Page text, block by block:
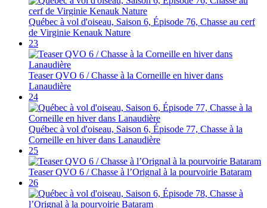
Québec à vol d'oiseau, Saison 6, Épisode 76, Chasse au cerf
de Virginie Kenauk Nature
23
Teaser QVO 6 / Chasse à la Corneille en hiver dans
Lanaudière
24
Québec à vol d'oiseau, Saison 6, Épisode 77, Chasse à la
Corneille en hiver dans Lanaudière
25
Teaser QVO 6 / Chasse à l’Orignal à la pourvoirie Bataram
26